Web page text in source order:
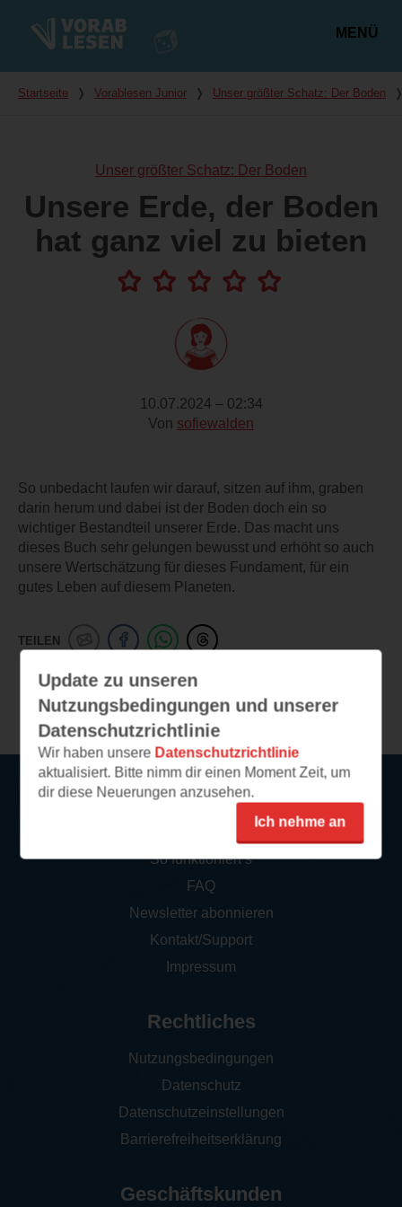
MENÜ
Du bist hier
Startseite ❭ Vorablesen Junior ❭ Unser größter Schatz: Der Boden
Unser größter Schatz: Der Boden
Unsere Erde, der Boden
hat ganz viel zu bieten
10.07.2024 – 02:34
Von sofiewalden
So unbedacht laufen wir darauf, sitzen auf ihm, graben
darin herum und dabei ist der Boden doch ein so
wichtiger Bestandteil unserer Erde. Das macht uns
dieses Buch sehr gelungen bewusst und erhöht so auch
unsere Wertschätzung für dieses Fundament, für ein
gutes Leben auf diesem Planeten.
TEILEN
Weitere Leseeindrücke
Update zu unseren
Nutzungsbedingungen und unserer
Datenschutzrichtlinie
Wir haben unsere Datenschutzrichtlinie
aktualisiert. Bitte nimm dir einen Moment Zeit, um
dir diese Neuerungen anzusehen.
Ich nehme an
So funktioniert‘s
FAQ
Newsletter abonnieren
Kontakt/Support
Impressum
Rechtliches
Nutzungsbedingungen
Datenschutz
Datenschutzeinstellungen
Barrierefreiheitserklärung
Geschäftskunden